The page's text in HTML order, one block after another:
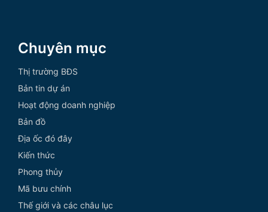
Chuyên mục
Thị trường BĐS
Bản tin dự án
Hoạt động doanh nghiệp
Bản đồ
Địa ốc đó đây
Kiến thức
Phong thủy
Mã bưu chính
Thế giới và các châu lục